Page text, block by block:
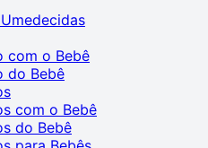
com o Bebê
do Bebê
com o Bebê
do Bebê